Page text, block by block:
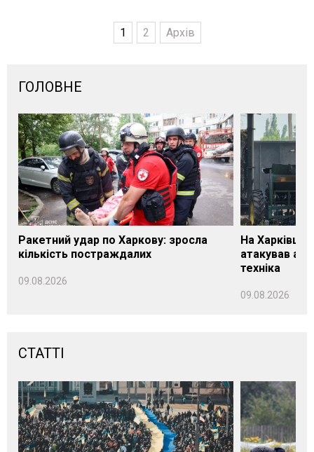
1 2 Архів
ГОЛОВНЕ
Ракетний удар по Харкову: зросла
кількість постраждалих
09.08.2026
На
атакував
техніка
09.08.2026
СТАТТІ